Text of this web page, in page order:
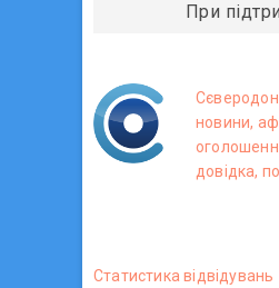
При
новини,
довідка,
Статистика вiдвiдувань